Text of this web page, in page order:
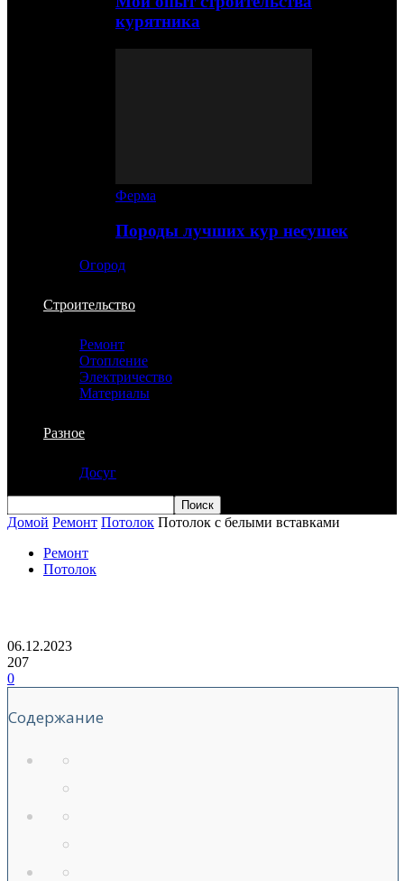
курятника
Ферма
Породы лучших кур несушек
Огород
Строительство
Ремонт
Отопление
Электричество
Материалы
Разное
Досуг
Домой Ремонт Потолок Потолок с белыми вставками
Ремонт
Потолок
06.12.2023
207
0
Содержание